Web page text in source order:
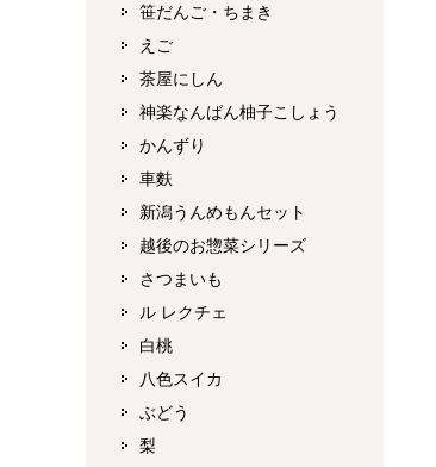
笹だんご・ちまき
えご
茶屋にしん
神楽なんばん柚子こしょう
かんずり
車麩
新潟うんめもんセット
越後のお惣菜シリーズ
さつまいも
ル レクチェ
白桃
八色スイカ
ぶどう
梨